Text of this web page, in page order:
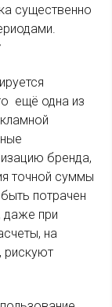
существенно
ещё одна из
бренда,
точной суммы
потрачен
даже при
на
рискуют